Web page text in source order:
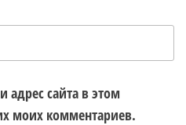
адрес сайта в этом
моих комментариев.